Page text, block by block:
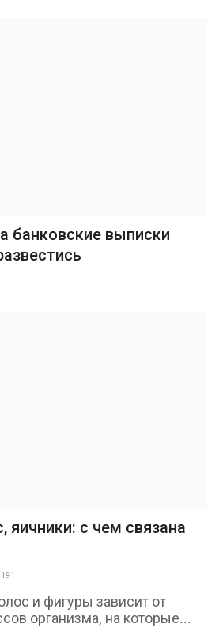
банковские выписки
яичники: с чем связана
191
и фигуры зависит от
организма, на которые...